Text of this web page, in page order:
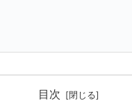
目次